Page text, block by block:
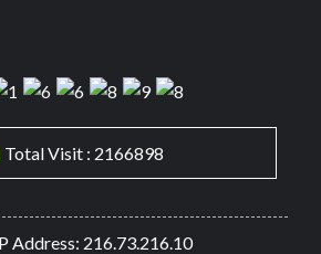
Total Visit : 2166898
Address: 216.73.216.10